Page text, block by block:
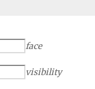
face
visibility